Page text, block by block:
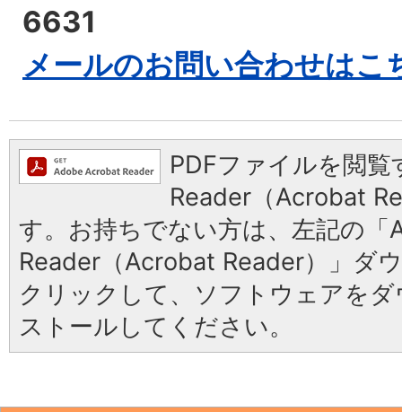
6631
メールのお問い合わせはこ
PDFファイルを閲
Reader（Acrobat
す。お持ちでない方は、左記の「
Reader（Acrobat Reader）」ダ
クリックして、ソフトウェアを
ストールしてください。